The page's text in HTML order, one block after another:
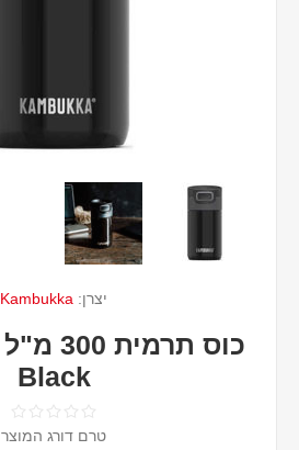
יצרן: Kambukka
Black
טרם דורג המוצר